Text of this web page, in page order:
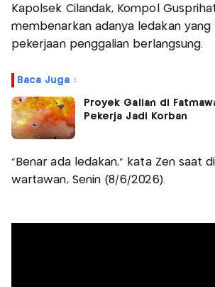
Kapolsek Cilandak, Kompol
membenarkan adanya ledakan yang
pekerjaan penggalian berlangsung.
Baca Juga :
Proyek Galian di
Pekerja Jadi Korban
"Benar ada ledakan," kata Zen saat
wartawan, Senin (8/6/2026).